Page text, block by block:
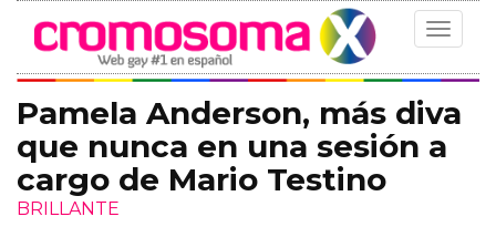
Toggle
Pamela Anderson, más diva
que nunca en una sesión a
cargo de Mario Testino
BRILLANTE